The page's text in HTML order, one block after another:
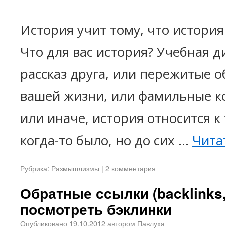
История учит тому, что
Что для вас история? Учебная
рассказ друга, или пережитые
вашей жизни, или фамильные
или иначе, история относится
когда-то было, но до сих …
Рубрика: Размышлизмы | 2 комментария
Обратные ссылки
посмотреть бэклинки
Опубликовано 19.10.2012автором Павлуха